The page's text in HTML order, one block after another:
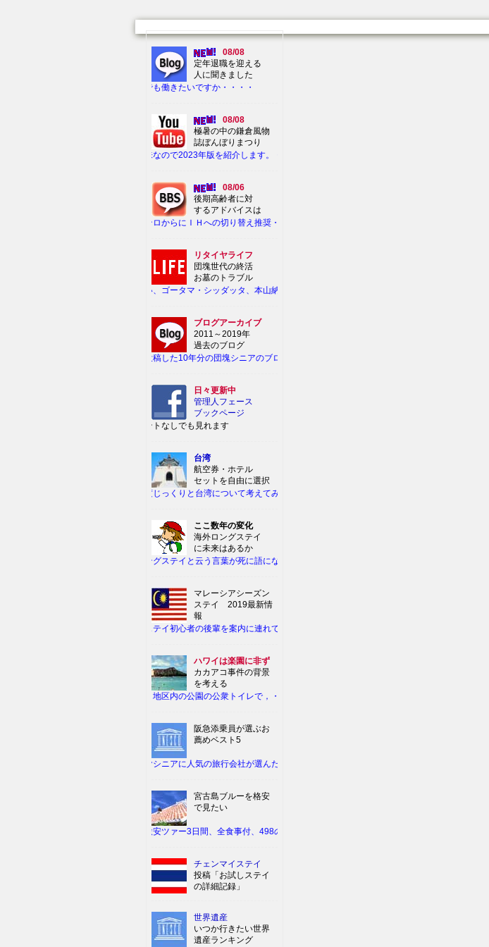
08/08
定年退職を迎える
人に聞きました
いつまでも働きたいですか・・・・
08/08
極暑の中の鎌倉風物
誌ぼんぼりまつり
バテ気味なので2023年版を紹介します。・・・
08/06
後期高齢者に対
するアドバイスは
ガスコンロからにＩＨへの切り替え推奨・・・
リタイヤライフ
団塊世代の終活
お墓のトラブル
墓仕舞い、ゴータマ・シッダッタ、本山納骨・・・
ブログアーカイブ
2011～2019年
過去のブログ
過去に投稿した10年分の団塊シニアのブログが読めます・・・・
日々更新中
管理人フェース
ブックページ
アカウントなしでも見れます
台湾
航空券・ホテル
セットを自由に選択
もう一度じっくりと台湾について考えてみよう。
ここ数年の変化
海外ロングステイ
に未来はあるか
海外ロングステイと云う言葉が死に語になる日
マレーシアシーズン
ステイ 2019最新情
報
ロングステイ初心者の後輩を案内に連れて行った・・・・
ハワイは楽園に非ず
カカアコ事件の背景
を考える
カカアコ地区内の公園の公衆トイレで，・・・・
阪急添乗員が選ぶお
薦めベスト5
リタイヤシニアに人気の旅行会社が選んだ行先は・・・・
宮古島ブルーを格安
で見たい
阪急の激安ツァー3日間、全食事付、498の旅は・・・・
チェンマイステイ
投稿「お試しステイ
の詳細記録」
世界遺産
いつか行きたい世界
遺産ランキング